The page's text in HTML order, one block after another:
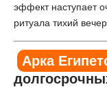
эффект наступает
ритуала тихий
Арка